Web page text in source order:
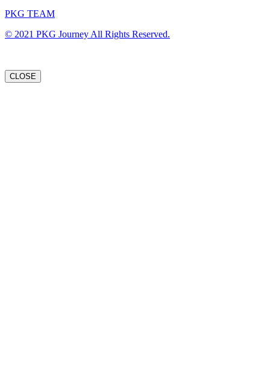
PKG TEAM
© 2021 PKG Journey All Rights Reserved.
CLOSE